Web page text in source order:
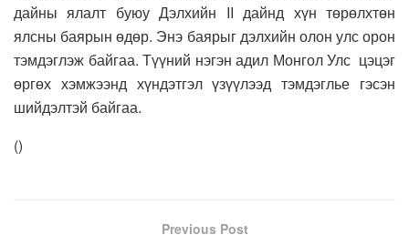
дайны ялалт буюу Дэлхийн II дайнд хүн төрөлхтөн
ялсны баярын өдөр. Энэ баярыг дэлхийн олон улс орон
тэмдэглэж байгаа. Түүний нэгэн адил Монгол Улс цэцэг
өргөх хэмжээнд хүндэтгэл үзүүлээд тэмдэглье гэсэн
шийдэлтэй байгаа.
()
Previous Post